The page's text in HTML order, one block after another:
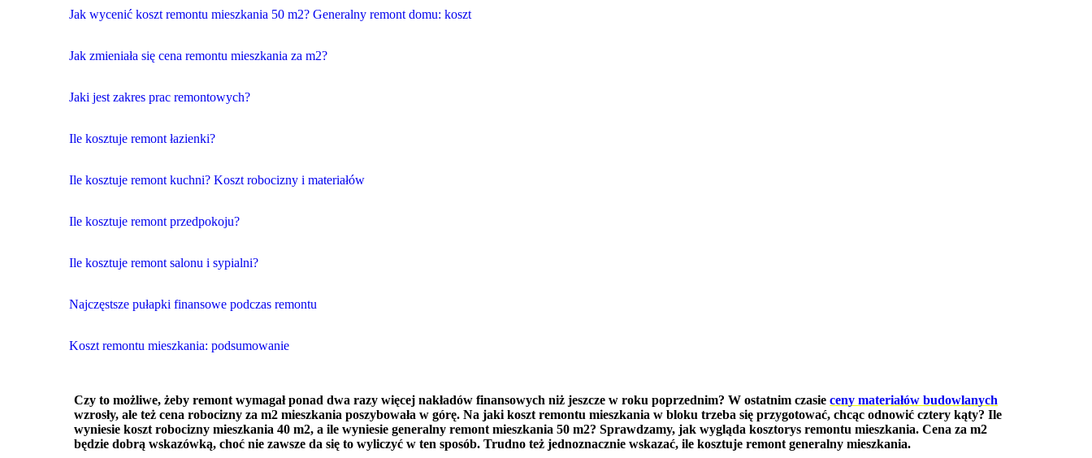
Jak wycenić koszt remontu mieszkania 50 m2? Generalny remont domu: koszt
Jak zmieniała się cena remontu mieszkania za m2?
Jaki jest zakres prac remontowych?
Ile kosztuje remont łazienki?
Ile kosztuje remont kuchni? Koszt robocizny i materiałów
Ile kosztuje remont przedpokoju?
Ile kosztuje remont salonu i sypialni?
Najczęstsze pułapki finansowe podczas remontu
Koszt remontu mieszkania: podsumowanie
Czy to możliwe, żeby remont wymagał ponad dwa razy więcej nakładów finansowych niż jeszcze w roku poprzednim? W ostatnim czasieceny materiałów budowlanych
wzrosły, ale też cena robocizny za m2 mieszkania poszybowała w górę. Na jaki koszt remontu mieszkania w bloku trzeba się przygotować, chcąc odnowić cztery kąty? Ile
wyniesie koszt robocizny mieszkania 40 m2, a ile wyniesie generalny remont mieszkania 50 m2? Sprawdzamy, jak wygląda kosztorys remontu mieszkania. Cena za m2
będzie dobrą wskazówką, choć nie zawsze da się to wyliczyć w ten sposób. Trudno też jednoznacznie wskazać, ile kosztuje remont generalny mieszkania.